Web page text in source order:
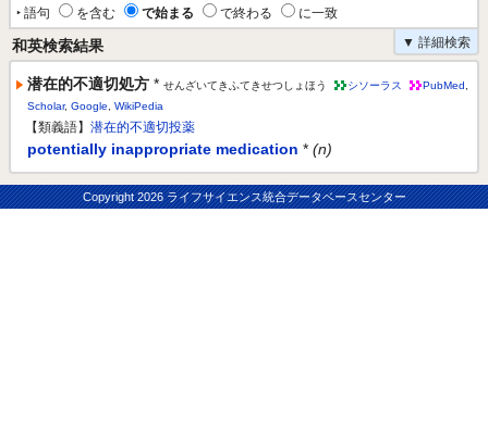
‣ 語句 を含む で始まる で終わる
に一致
▼ 詳細検索
和英検索結果
潜在的不適切処方 * せんざいてきふてきせつしょほう シソーラス PubMed
Scholar, Google WikiPedia
【類義語】 潜在的不適切投薬
potentially inappropriate medication * (n)
Copyright2026 ライフサイエンス統合データベースセンター